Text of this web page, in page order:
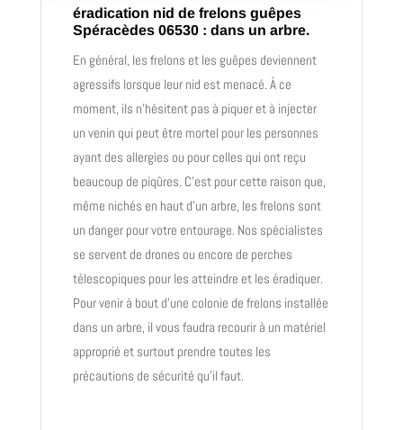
éradication nid de frelons guêpes
Spéracèdes 06530 : dans un arbre.
En général, les frelons et les guêpes deviennent
agressifs lorsque leur nid est menacé. À ce
moment, ils n’hésitent pas à piquer et à injecter
un venin qui peut être mortel pour les personnes
ayant des allergies ou pour celles qui ont reçu
beaucoup de piqûres. C’est pour cette raison que,
même nichés en haut d’un arbre, les frelons sont
un danger pour votre entourage. Nos spécialistes
se servent de drones ou encore de perches
télescopiques pour les atteindre et les éradiquer.
Pour venir à bout d’une colonie de frelons installée
dans un arbre, il vous faudra recourir à un matériel
approprié et surtout prendre toutes les
précautions de sécurité qu’il faut.